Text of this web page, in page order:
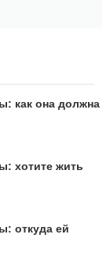
как она должна
хотите жить
откуда ей